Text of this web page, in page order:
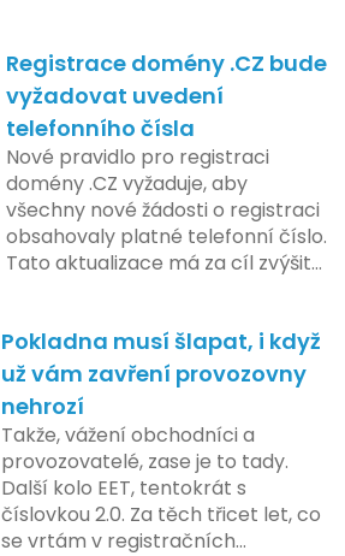
zahrnuje přípravu technické
platformy a legislativních změn,
které by měly být předloženy do
konce tohoto roku. Očekává se,
že tato fáze umožní adaptaci
systémů a rozšíření podpory pro
podnikatele, přičemž všechny
potřebné technologie by měly
být dostupné k testování v rámci
plánovaná na první pololetí
následujícího roku, je zaměřena
na školení a edukaci uživatelů,
včetně přípravy materiálů a
školení pro zaměstnavatele a
účetní firmy. V této fázi dojde
také k oficiálnímu spuštění
systému pro vybrané segmenty
podnikání. Třetí a konečná fáze
Registrace domény .CZ bude
vyžadovat uvedení
telefonního čísla
Nové pravidlo pro registraci
domény .CZ vyžaduje, aby
všechny nové žádosti o registraci
obsahovaly platné telefonní číslo.
Tato aktualizace má za cíl zvýšit
České republice. Povinnost uvést
telefonní číslo se týká všech
nově registrovaných domén, a
také může ovlivnit stávající
majitele domén při aktualizaci
jejich údajů.
Pokladna musí šlapat, i když
už vám zavření provozovny
nehrozí
Takže, vážení obchodníci a
provozovatelé, zase je to tady.
Další kolo EET, tentokrát s
číslovkou 2.0. Za těch třicet let, co
se vrtám v registračních